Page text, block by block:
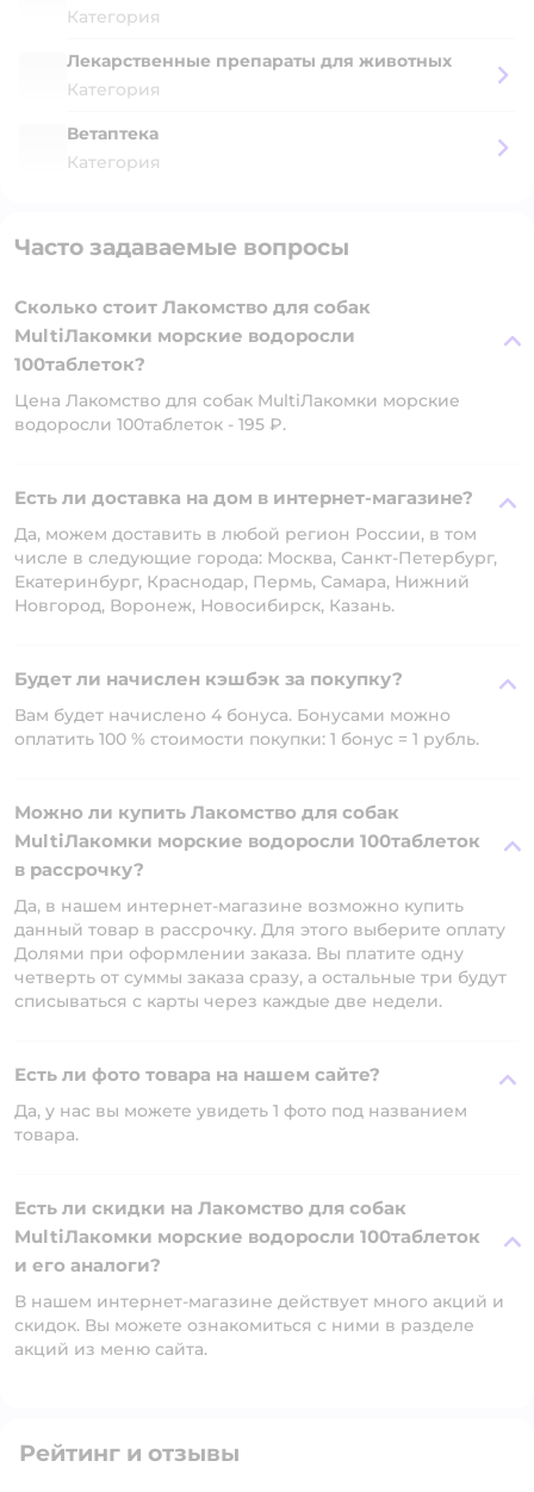
Категория
Лекарственные препараты для животных
Категория
Ветаптека
Категория
Часто задаваемые вопросы
Сколько стоит Лакомство для собак
MultiЛакомки морские водоросли
100таблеток?
Цена Лакомство для собак MultiЛакомки морские
водоросли 100таблеток - 195 ₽.
Есть ли доставка на дом в интернет-магазине?
Да, можем доставить в любой регион России, в том
числе в следующие города: Москва, Санкт-Петербург,
Екатеринбург, Краснодар, Пермь, Самара, Нижний
Новгород, Воронеж, Новосибирск, Казань.
Будет ли начислен кэшбэк за покупку?
Вам будет начислено 4 бонуса. Бонусами можно
оплатить 100 % стоимости покупки: 1 бонус = 1 рубль.
Можно ли купить Лакомство для собак
MultiЛакомки морские водоросли 100таблеток
в рассрочку?
Да, в нашем интернет-магазине возможно купить
данный товар в рассрочку. Для этого выберите оплату
Долями при оформлении заказа. Вы платите одну
четверть от суммы заказа сразу, а остальные три будут
списываться с карты через каждые две недели.
Есть ли фото товара на нашем сайте?
Да, у нас вы можете увидеть 1 фото под названием
товара.
Есть ли скидки на Лакомство для собак
MultiЛакомки морские водоросли 100таблеток
и его аналоги?
В нашем интернет-магазине действует много акций и
скидок. Вы можете ознакомиться с ними в разделе
акций из меню сайта.
Рейтинг и отзывы